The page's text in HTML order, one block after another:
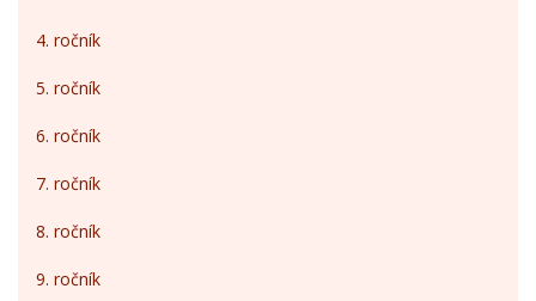
4. ročník
5. ročník
6. ročník
7. ročník
8. ročník
9. ročník